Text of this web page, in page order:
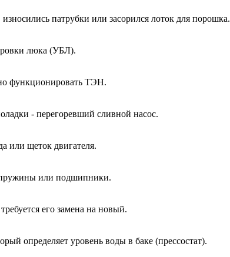
патрубки или засорился лоток для порошка.
люка (УБЛ).
функционировать ТЭН.
- перегоревший сливной насос.
или щеток двигателя.
или подшипники.
его замена на новый.
определяет уровень воды в баке (прессостат).